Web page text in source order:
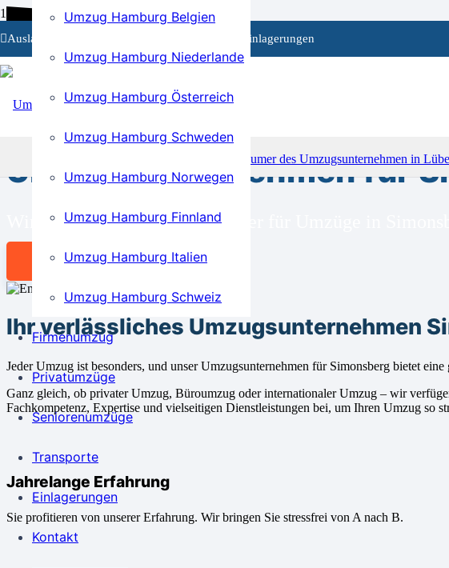
Auslandsumzüge Einlagerungen
Umzug Hamburg Belgien
Umzug Hamburg Niederlande
Umzug Hamburg Österreich
Umzug Hamburg Schweden
Umzug Hamburg Norwegen
Umzug Hamburg Finnland
Umzug Hamburg Italien
Umzug Hamburg Schweiz
Firmenumzug
Privatumzüge
Seniorenumzüge
Transporte
Einlagerungen
Kontakt
BEI UNS SIND SIE RICHTIG!
Umzugsunternehmen für
Wir sind Ihr kompetenter Partner für Umzüge in
Angebot anfordern
Ihr verlässliches Umzugsunternehmen
Jeder Umzug ist besonders, und unser Umzugsunternehmen für Simonsberg bietet
Ganz gleich, ob privater Umzug, Büroumzug oder internationaler Umzug – wir
Fachkompetenz, Expertise und vielseitigen Dienstleistungen bei, um Ihren Umzug so
Jahrelange Erfahrung
Sie profitieren von unserer Erfahrung. Wir bringen Sie stressfrei von A nach B.